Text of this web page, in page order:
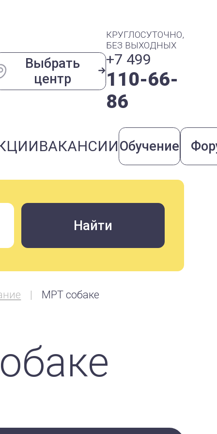
Выбрать
центр
КРУГЛОСУТОЧНО,
БЕЗ ВЫХОДНЫХ
+7 499
110-66-
86
ВАКАНСИИОбучение
МРТ собаке